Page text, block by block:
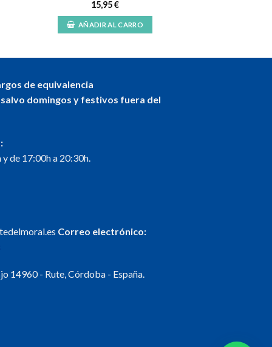
15,95€
AÑADIR AL CARRO
de equivalencia
domingos y festivos fuera del
de 17:00h a 20:30h.
Correo electrónico:
14960 - Rute, Córdoba - España.